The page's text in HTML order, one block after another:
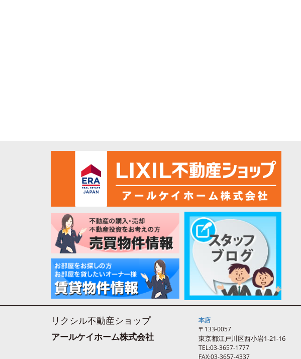
リクシル不動産ショップ
アールケイホーム株式会社
本店
〒133-0057
東京都江戸川区西小岩1-21-16
TEL:03-3657-1777
FAX:03-3657-4337